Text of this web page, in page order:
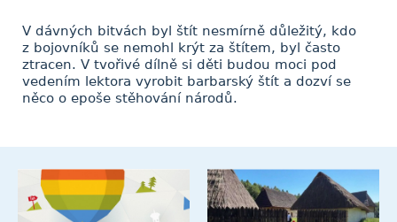
V dávných bitvách byl štít nesmírně důležitý, kdo
z bojovníků se nemohl krýt za štítem, byl často
ztracen. V tvořivé dílně si děti budou moci pod
vedením lektora vyrobit barbarský štít a dozví se
něco o epoše stěhování národů.